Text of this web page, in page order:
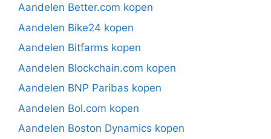
Aandelen Better.com kopen
Aandelen Bike24 kopen
Aandelen Bitfarms kopen
Aandelen Blockchain.com kopen
Aandelen BNP Paribas kopen
Aandelen Bol.com kopen
Aandelen Boston Dynamics kopen